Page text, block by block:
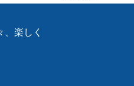
楽しく